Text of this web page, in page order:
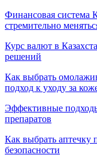
Финансовая система
стремительно
Курс валют в
решений
Как выбрать
подход к уходу за
Эффективные
препаратов
Как выбрать
безопасности